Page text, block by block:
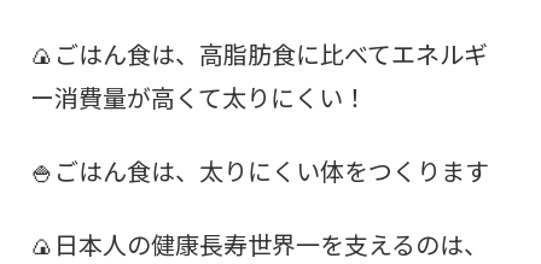
🍙ごはん食は、高脂肪食に比べてエネルギ
ー消費量が高くて太りにくい！
🍚ごはん食は、太りにくい体をつくります
🍙日本人の健康長寿世界一を支えるのは、